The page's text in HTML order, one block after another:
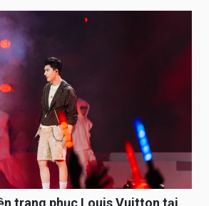
trang phục Louis Vuitton tại